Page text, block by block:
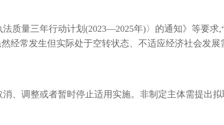
质量三年行动计划(2023—2025年)〉的通知》等要
经常发生但实际处于空转状态、不适应经济社会发
、调整或者暂时停止适用实施。非制定主体需提出拟